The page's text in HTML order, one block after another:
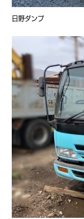
日野ダンプ